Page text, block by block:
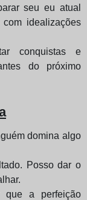
seu eu atual
idealizações
conquistas e
do próximo
domina algo
Posso dar o
que a perfeição